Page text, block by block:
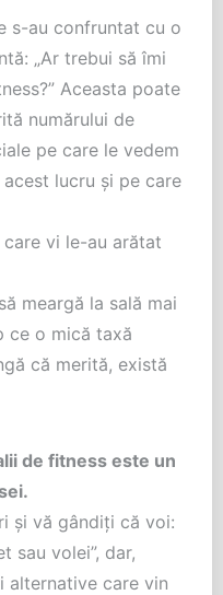
s-au confruntat cu o
„Ar trebui să îmi
Aceasta poate
numărului de
pe care le vedem
lucru şi pe care
vi le-au arătat
meargă la sală mai
ce o mică taxă
că merită, există
de fitness este un
şi vă gândiţi că voi:
sau volei”, dar,
alternative care vin